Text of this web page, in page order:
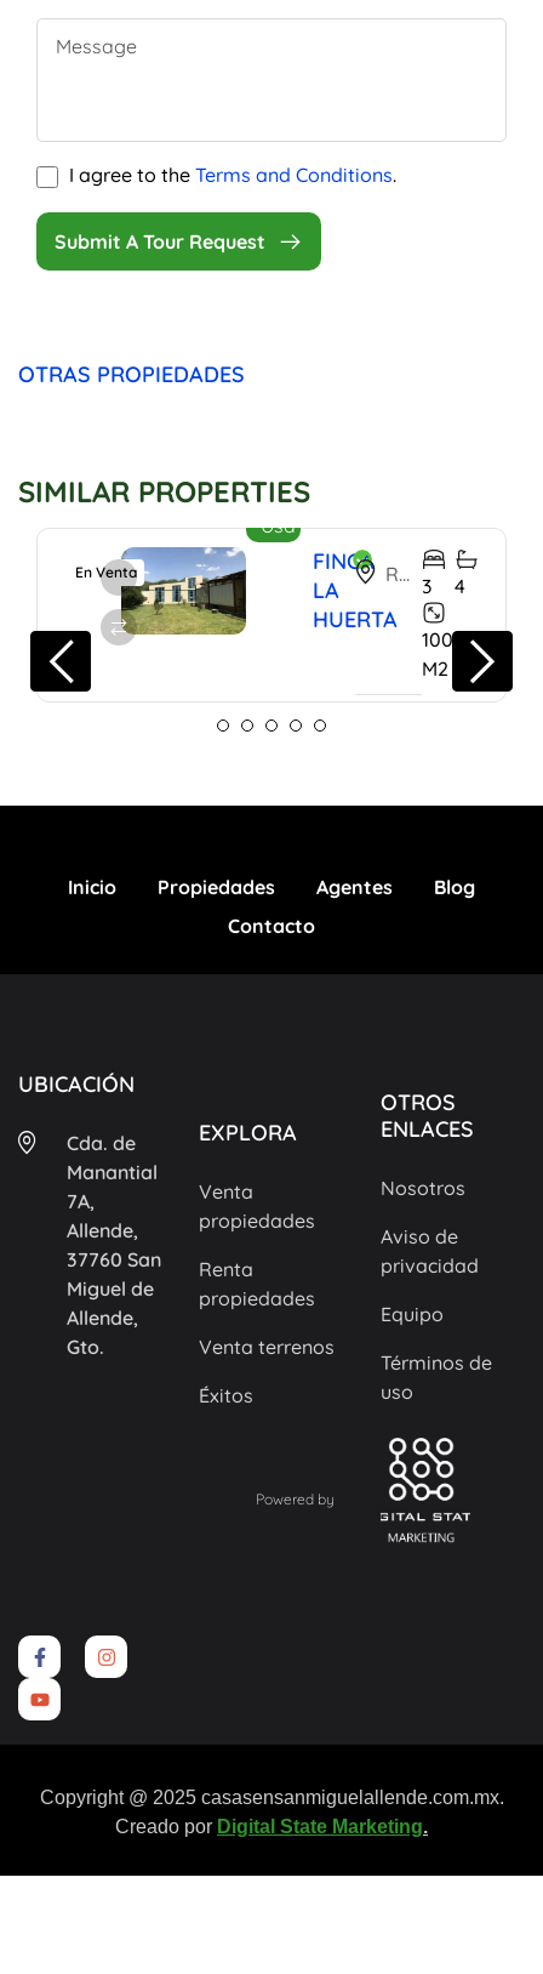
I agree to the Terms and Conditions.
Submit A Tour Request
OTRAS PROPIEDADES
SIMILAR PROPERTIES
En Venta
$668,000
Usd
FINCA
LA
HUERTA
Rancho San Rafael, San Miguel, Gto. 3 4
1000
M2
Inicio Propiedades Agentes
Blog
Contacto
UBICACIÓN
Cda. de
Manantial
7A,
Allende,
37760 San
Miguel de
Allende,
Gto.
EXPLORA
Venta
propiedades
Renta
propiedades
Venta terrenos
Éxitos
Powered by
OTROS
ENLACES
Nosotros
Aviso de
privacidad
Equipo
Términos de
uso
Copyright @ 2025 casasensanmiguelallende.com.mx.
Creado por Digital State Marketing.